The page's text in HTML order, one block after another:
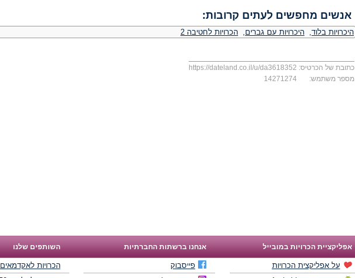
אנשים מחפשים לעתים קרובות:
היכרויות בלוד, היכרויות עם גברים, הכרויות לחטיבה 2
כתובת של הכרטיס: https://dateland.co.il/u/da3618352
מספר משתמש:
14271274
אפליקציית הכרויות במובייל אנחנו ברשתות החברתיות השותפים שלנו
על אפליקצית הכרויות
פייסבוק
הכרויות לאקדמאים